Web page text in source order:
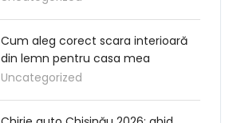
Cum aleg corect scara interioară
din lemn pentru casa mea
Uncategorized